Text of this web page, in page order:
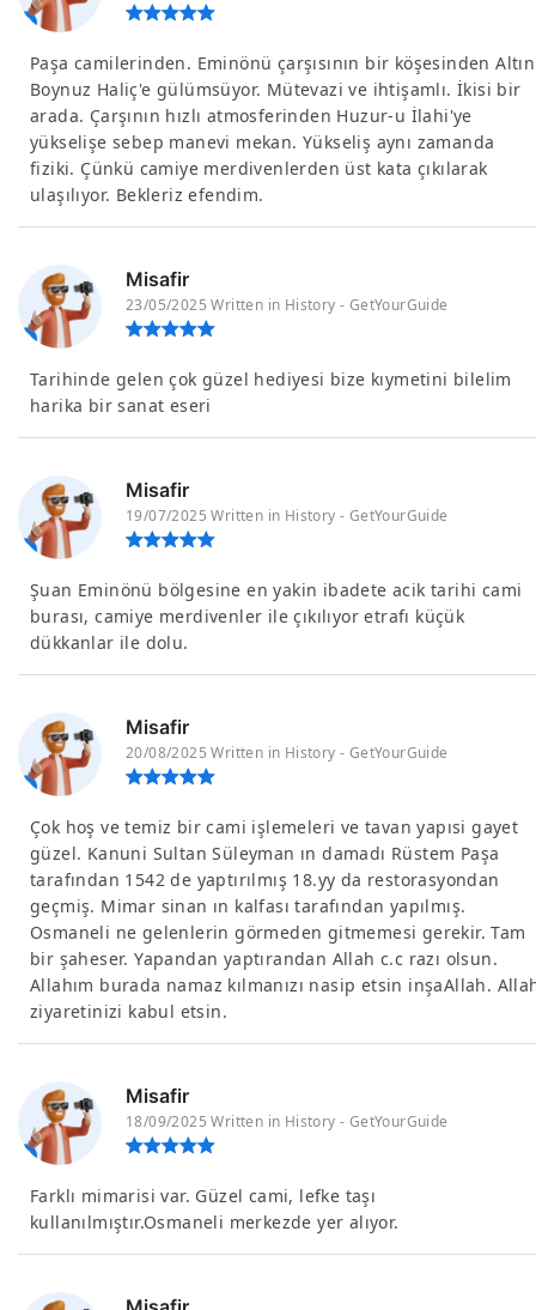
Paşa camilerinden. Eminönü çarşısının bir köşesinden Altın
Boynuz Haliç'e gülümsüyor. Mütevazi ve ihtişamlı. İkisi bir
arada. Çarşının hızlı atmosferinden Huzur-u İlahi'ye
yükselişe sebep manevi mekan. Yükseliş aynı zamanda
fiziki. Çünkü camiye merdivenlerden üst kata çıkılarak
ulaşılıyor. Bekleriz efendim.
Misafir
23/05/2025 Written in History - GetYourGuide
Tarihinde gelen çok güzel hediyesi bize kıymetini bilelim
harika bir sanat eseri
Misafir
19/07/2025 Written in History - GetYourGuide
Şuan Eminönü bölgesine en yakin ibadete acik tarihi cami
burası, camiye merdivenler ile çıkılıyor etrafı küçük
dükkanlar ile dolu.
Misafir
20/08/2025 Written in History - GetYourGuide
Çok hoş ve temiz bir cami işlemeleri ve tavan yapısi gayet
güzel. Kanuni Sultan Süleyman ın damadı Rüstem Paşa
tarafından 1542 de yaptırılmış 18.yy da restorasyondan
geçmiş. Mimar sinan ın kalfası tarafından yapılmış.
Osmaneli ne gelenlerin görmeden gitmemesi gerekir. Tam
bir şaheser. Yapandan yaptırandan Allah c.c razı olsun.
Allahım burada namaz kılmanızı nasip etsin inşaAllah.
ziyaretinizi kabul etsin.
Misafir
18/09/2025 Written in History - GetYourGuide
Farklı mimarisi var. Güzel cami, lefke taşı
kullanılmıştır.Osmaneli merkezde yer alıyor.